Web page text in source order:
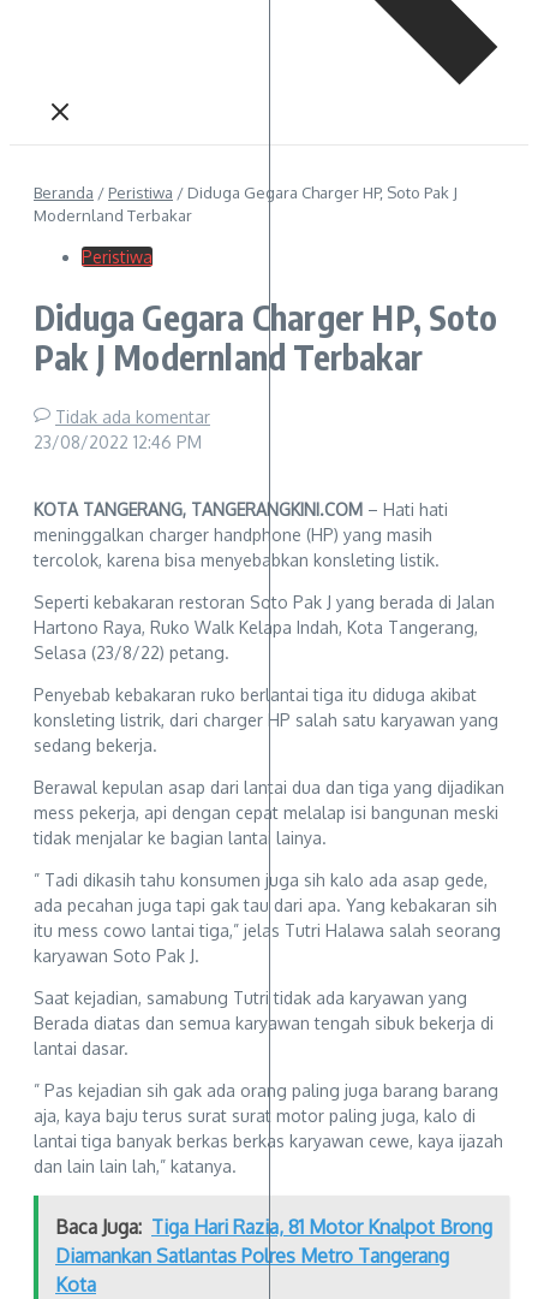
Beranda / Peristiwa / Diduga Gegara Charger HP, Soto Pak J
Modernland Terbakar
Peristiwa
Diduga Gegara Charger HP, Soto
Pak J Modernland Terbakar
Tidak ada komentar
23/08/2022 12:46 PM
KOTA TANGERANG, TANGERANGKINI.COM – Hati hati
meninggalkan charger handphone (HP) yang masih
tercolok, karena bisa menyebabkan konsleting listik.
Seperti kebakaran restoran Soto Pak J yang berada di Jalan
Hartono Raya, Ruko Walk Kelapa Indah, Kota Tangerang,
Selasa (23/8/22) petang.
Penyebab kebakaran ruko berlantai tiga itu diduga akibat
konsleting listrik, dari charger HP salah satu karyawan yang
sedang bekerja.
Berawal kepulan asap dari lantai dua dan tiga yang dijadikan
mess pekerja, api dengan cepat melalap isi bangunan meski
tidak menjalar ke bagian lantai lainya.
” Tadi dikasih tahu konsumen juga sih kalo ada asap gede,
ada pecahan juga tapi gak tau dari apa. Yang kebakaran sih
itu mess cowo lantai tiga,” jelas Tutri Halawa salah seorang
karyawan Soto Pak J.
Saat kejadian, samabung Tutri tidak ada karyawan yang
Berada diatas dan semua karyawan tengah sibuk bekerja di
lantai dasar.
” Pas kejadian sih gak ada orang paling juga barang barang
aja, kaya baju terus surat surat motor paling juga, kalo di
lantai tiga banyak berkas berkas karyawan cewe, kaya ijazah
dan lain lain lah,” katanya.
Baca Juga: Tiga Hari Razia, 81 Motor Knalpot Brong
Diamankan Satlantas Polres Metro Tangerang
Kota